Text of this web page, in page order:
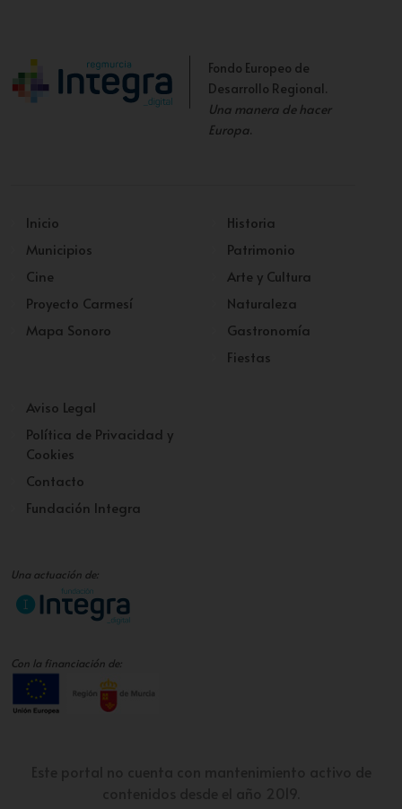
Fondo Europeo de
Desarrollo Regional.
Una manera de hacer
Europa.
Inicio
Municipios
Cine
Proyecto Carmesí
Mapa Sonoro
Historia
Patrimonio
Arte y Cultura
Naturaleza
Gastronomía
Fiestas
Aviso Legal
Política de Privacidad y
Cookies
Contacto
Fundación Integra
Una actuación de:
Con la financiación de: